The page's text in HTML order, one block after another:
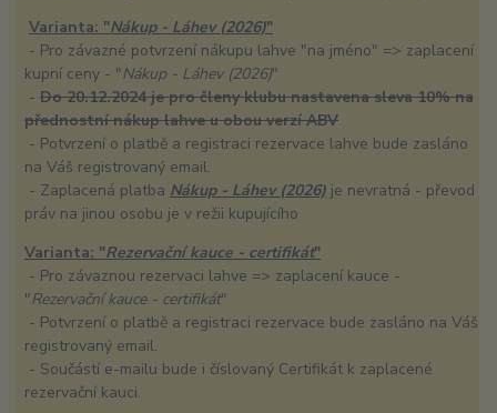
Varianta: "Nákup - Láhev (2026)"
- Pro závazné potvrzení nákupu lahve "na jméno" => zaplacení
kupní ceny - "Nákup - Láhev (2026)"
- Do 20.12.2024 je pro členy klubu nastavena sleva 10% na
přednostní nákup lahve u obou verzí ABV
- Potvrzení o platbě a registraci rezervace lahve bude zasláno
na Váš registrovaný email.
- Zaplacená platba Nákup - Láhev (2026) je nevratná - převod
práv na jinou osobu je v režii kupujícího
Varianta: "Rezervační kauce - certifikát"
- Pro závaznou rezervaci lahve => zaplacení kauce -
"Rezervační kauce - certifikát"
- Potvrzení o platbě a registraci rezervace bude zasláno na Váš
registrovaný email.
- Součástí e-mailu bude i číslovaný Certifikát k zaplacené
rezervační kauci.